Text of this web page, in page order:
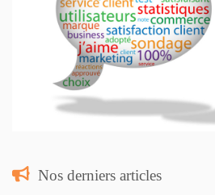
Nos derniers articles